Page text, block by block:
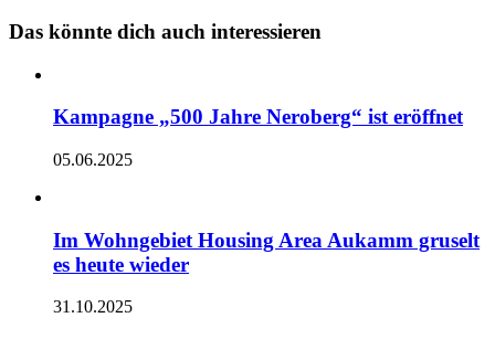
Das könnte dich auch interessieren
Kampagne „500 Jahre Neroberg“ ist eröffnet
05.06.2025
Im Wohngebiet Housing Area Aukamm gruselt
es heute wieder
31.10.2025